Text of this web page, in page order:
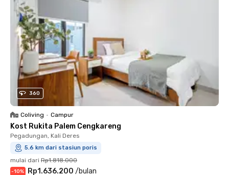
360
Coliving • Campur
Kost Rukita Palem Cengkareng
Pegadungan, Kali Deres
5.6 km dari stasiun poris
mulai dari Rp1.818.000
-10% Rp1.636.200 /bulan